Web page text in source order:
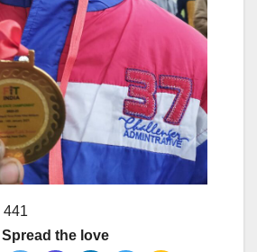
441
Spread the love